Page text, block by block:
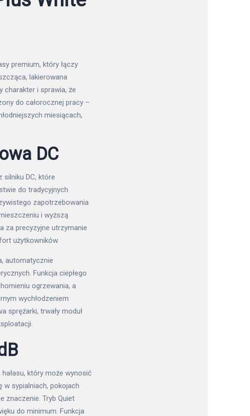
premium, który łączy
lakierowana
charakter i sprawia, że
do całorocznej pracy –
miesiącach,
DC
DC, które
do tradycyjnych
zapotrzebowania
i wyższą
za precyzyjne utrzymanie
użytkowników.
automatycznie
Funkcja ciepłego
ogrzewania, a
wychłodzeniem
sprężarki, trwały moduł
który może wynosić
w sypialniach, pokojach
znaczenie. Tryb Quiet
do minimum. Funkcja